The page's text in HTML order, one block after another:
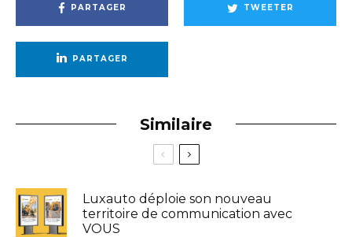
PARTAGER TWEETER
PARTAGER
Similaire
Luxauto déploie son nouveau
territoire de communication avec
VOUS